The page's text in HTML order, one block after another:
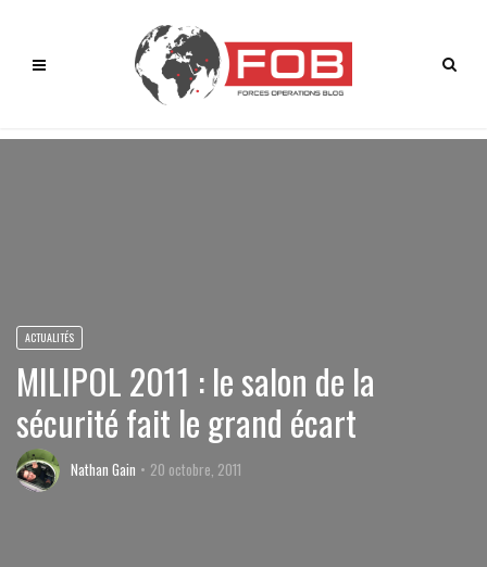
ACTUALITÉS
MILIPOL 2011 : le salon de la
sécurité fait le grand écart
Nathan Gain 20 octobre, 2011